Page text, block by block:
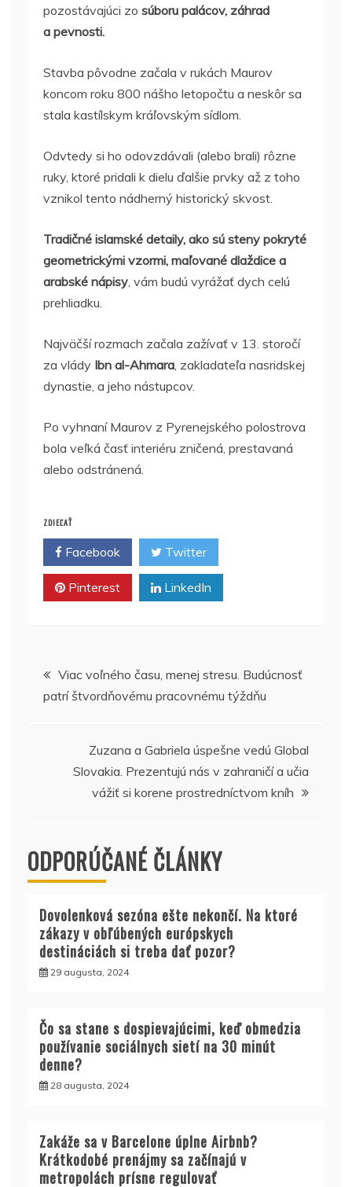
pozostávajúci zo súboru palácov, záhrad
a pevnosti.
Stavba pôvodne začala v rukách Maurov
koncom roku 800 nášho letopočtu a neskôr sa
stala kastílskym kráľovským sídlom.
Odvtedy si ho odovzdávali (alebo brali) rôzne
ruky, ktoré pridali k dielu ďalšie prvky až z toho
vznikol tento nádherný historický skvost.
Tradičné islamské detaily, ako sú steny pokryté
geometrickými vzormi, maľované dlaždice a
arabské nápisy, vám budú vyrážať dych celú
prehliadku.
Najväčší rozmach začala zažívať v 13. storočí
za vlády Ibn al-Ahmara, zakladateľa nasridskej
dynastie, a jeho nástupcov.
Po vyhnaní Maurov z Pyrenejského polostrova
bola veľká časť interiéru zničená, prestavaná
alebo odstránená.
ZDIEĽAŤ
Facebook Twitter
Pinterest LinkedIn
Navigácia
článku
Viac voľného času, menej stresu. Budúcnosť
patrí štvordňovému pracovnému týždňu
Zuzana a Gabriela úspešne vedú Global
Slovakia. Prezentujú nás v zahraničí a učia
vážiť si korene prostredníctvom kníh
ODPORÚČANÉ ČLÁNKY
Dovolenková sezóna ešte nekončí. Na ktoré
zákazy v obľúbených európskych
destináciách si treba dať pozor?
29 augusta, 2024
Čo sa stane s dospievajúcimi, keď obmedzia
používanie sociálnych sietí na 30 minút
denne?
28 augusta, 2024
Zakáže sa v Barcelone úplne Airbnb?
Krátkodobé prenájmy sa začínajú v
metropolách prísne regulovať